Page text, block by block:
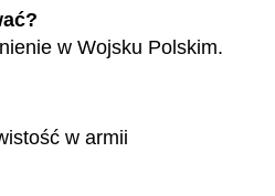
w Wojsku Polskim.
w armii